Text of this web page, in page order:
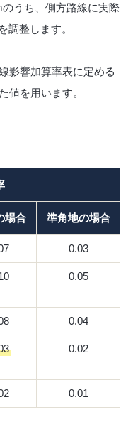
うち、側方路線に実際
調整します。
影響加算率表に定める
値を用います。
場合 準角地の場合
0.03
0.05
0.04
0.02
0.01